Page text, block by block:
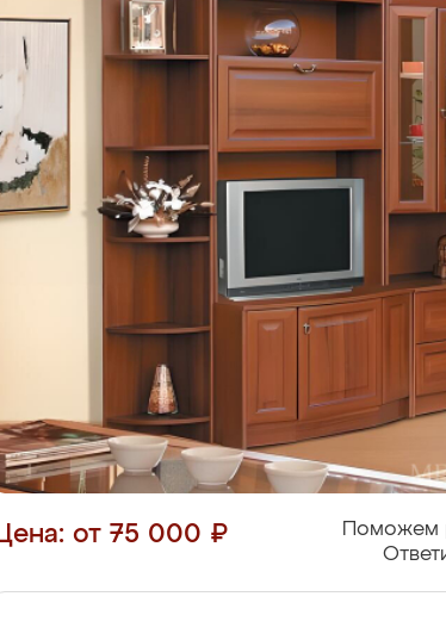
от 75 000 ₽
Поможем